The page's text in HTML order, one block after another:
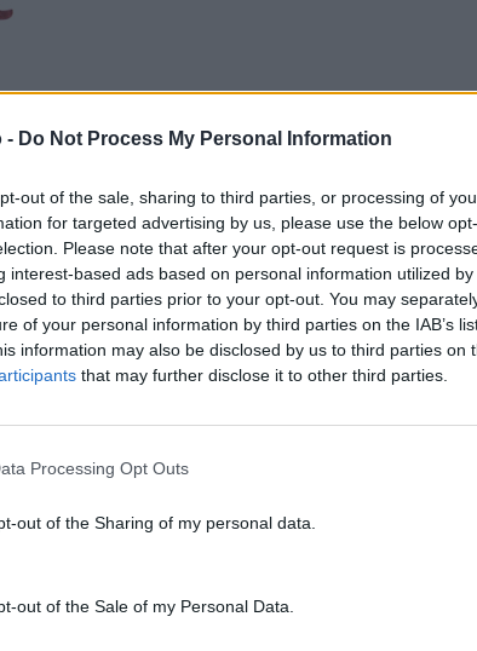
- Do Not Process My Personal Information
out of the sale, sharing to third parties, or processing of
for targeted advertising by us, please use the below
Please note that after your opt-out request is
interest-based ads based on personal information utilized
to third parties prior to your opt-out. You may
of your personal information by third parties on the IAB’s
information may also be disclosed by us to third parties on
that may further disclose it to other third parties.
Processing Opt Outs
out of the Sharing of my personal data.
out of the Sale of my Personal Data.